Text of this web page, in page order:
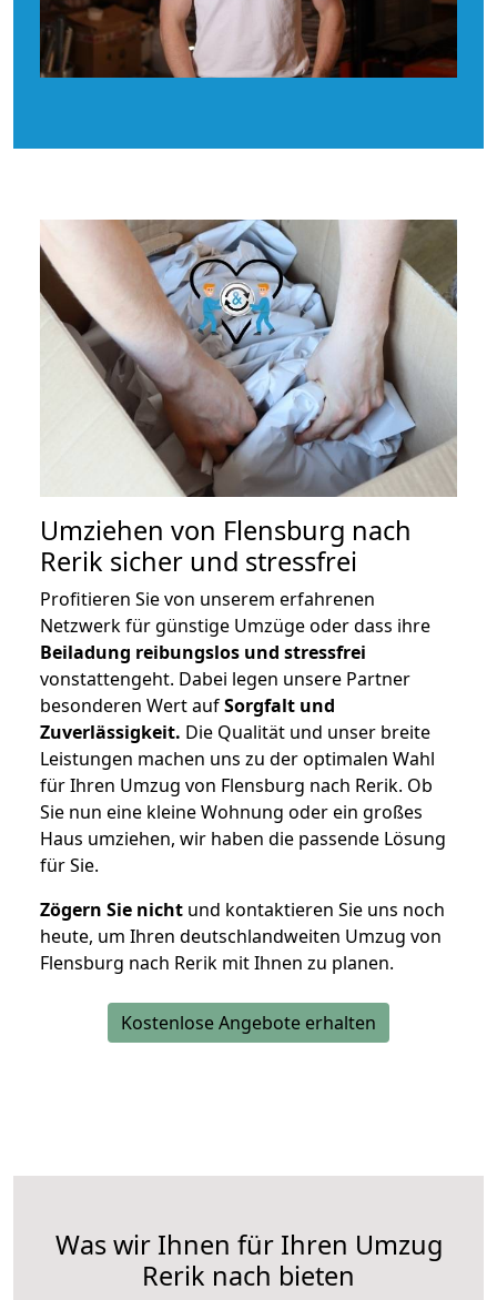
Umziehen von Flensburg nach
Rerik sicher und stressfrei
Profitieren Sie von unserem erfahrenen
Netzwerk für günstige Umzüge oder dass ihre
Beiladung reibungslos und stressfrei
vonstattengeht. Dabei legen unsere Partner
besonderen Wert aufSorgfalt und
Zuverlässigkeit. Die Qualität und unser breite
Leistungen machen uns zu der optimalen Wahl
für Ihren Umzug von Flensburg nach Rerik. Ob
Sie nun eine kleine Wohnung oder ein großes
Haus umziehen, wir haben die passende Lösung
für Sie.
Zögern Sie nicht und kontaktieren Sie uns noch
heute, um Ihren deutschlandweiten Umzug von
Flensburg nach Rerik mit Ihnen zu planen.
Kostenlose Angebote erhalten
Was wir Ihnen für Ihren Umzug
Rerik nach bieten